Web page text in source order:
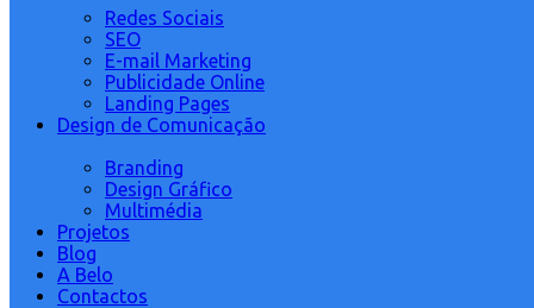
Redes Sociais
SEO
E-mail Marketing
Publicidade Online
Landing Pages
Design de Comunicação
Branding
Design Gráfico
Multimédia
Projetos
Blog
A Belo
Contactos